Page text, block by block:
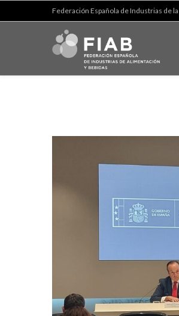
Federación Española de Industrias de